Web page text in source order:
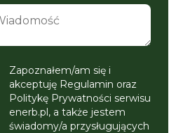
Zapoznałem/am się i
akceptuję Regulamin oraz
Politykę Prywatności serwisu
enerb.pl, a także jestem
świadomy/a przysługujących